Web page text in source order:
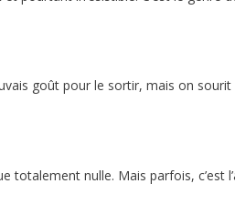
goût pour le sortir, mais on sourit
totalement nulle. Mais parfois, c’est